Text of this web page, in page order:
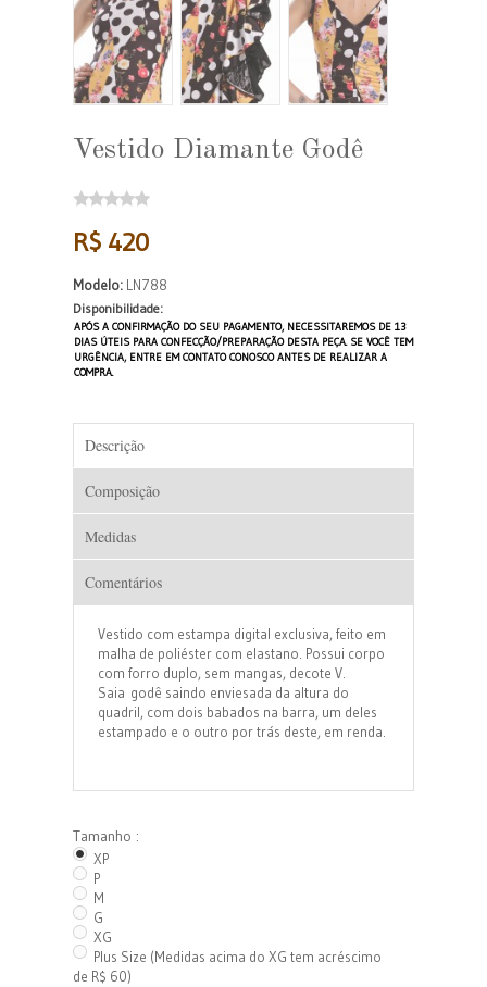
Vestido Diamante Godê
R$ 420
Modelo: LN788
Disponibilidade:
APÓS A CONFIRMAÇÃO DO SEU PAGAMENTO, NECESSITAREMOS DE 13
DIAS ÚTEIS PARA CONFECÇÃO/PREPARAÇÃO DESTA PEÇA. SE VOCÊ TEM
URGÊNCIA, ENTRE EM CONTATO CONOSCO ANTES DE REALIZAR A
COMPRA.
Descrição
Composição
Medidas
Comentários
Vestido com estampa digital exclusiva, feito em
malha de poliéster com elastano. Possui corpo
com forro duplo, sem mangas, decote V.
Saia godê saindo enviesada da altura do
quadril, com dois babados na barra, um deles
estampado e o outro por trás deste, em renda.
Tamanho :
XP
P
M
G
XG
Plus Size (Medidas acima do XG tem acréscimo
de R$ 60)